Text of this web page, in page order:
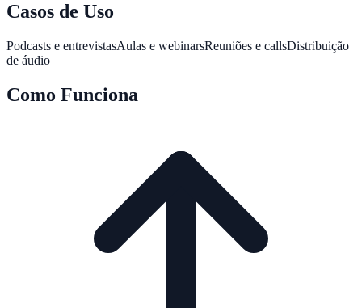
Casos de Uso
Podcasts e entrevistasAulas e webinarsReuniões e callsDistribuição
de áudio
Como Funciona